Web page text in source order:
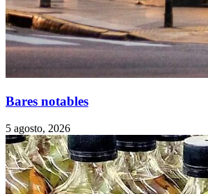
Bares notables
5 agosto, 2026